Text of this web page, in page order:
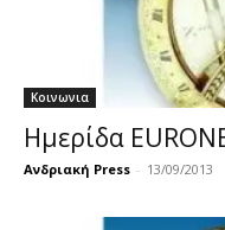
Κοινωνια
Ημερίδα
Ανδριακή Press - 13/09/2013